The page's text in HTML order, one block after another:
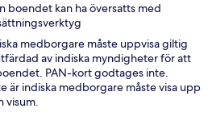
boendet kan ha översatts med
medborgare måste uppvisa giltig
av indiska myndigheter för att
PAN-kort godtages inte.
är indiska medborgare måste visa upp
visum.